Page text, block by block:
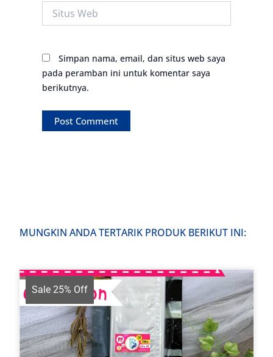
Situs
Web
Simpan nama, email, dan situs web saya
pada peramban ini untuk komentar saya
berikutnya.
MUNGKIN ANDA TERTARIK PRODUK BERIKUT INI:
Sale 25% Off